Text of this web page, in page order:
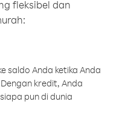
fleksibel dan
saldo Anda ketika Anda
kredit, Anda
pun di dunia